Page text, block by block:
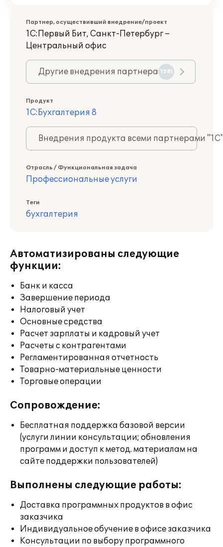
Партнер, осуществивший внедрение/проект
1С:Первый Бит, Санкт-Петербург –
Центральный офис
Другие внедрения партнера 1581
Продукт
1С:Бухгалтерия 8
Внедрения продукта всеми партнерами
Отрасль / Функциональная задача
Профессиональные услуги
Теги
бухгалтерия
Автоматизированы следующие
функции:
Банк и касса
Завершение периода
Налоговый учет
Основные средства
Расчет зарплаты и кадровый учет
Расчеты с контрагентами
Регламентированная отчетность
Товарно-материальные ценности
Торговые операции
Сопровождение:
Бесплатная поддержка базовой версии
(услуги линии консультации; обновления
программ и доступ к метод. материалам на
сайте поддержки пользователей)
Выполнены следующие работы:
Доставка программных продуктов в офис
заказчика
Индивидуальное обучение в офисе заказчика
Консультации по выбору программного